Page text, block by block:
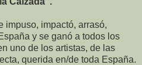
impuso, impactó, arrasó,
y se ganó a todos los
uno de los artistas, de las
querida en/de toda España.